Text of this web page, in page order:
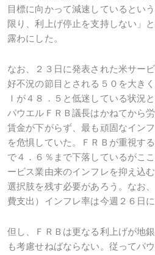
目標に向かって減速しているとい
限り、利上げ停止を支持しない」
露わにした。
なお、２３日に発表された米サー
好不況の節目とされる５０を大き
Ｉが４８．５と低迷している状況
パウエルＦＲＢ議長はかねてから
賃金が下がらず、最も頑固なイン
を危惧していた。ＦＲＢが重視す
で４．６％まで下落しているがこ
ービス業由来のインフレを抑え込
選択肢を残す必要があろう。なお
費支出）インフレ率は今週２６日に
但し、ＦＲＢは更なる利上げが地
も考慮せねばならない。従ってパ